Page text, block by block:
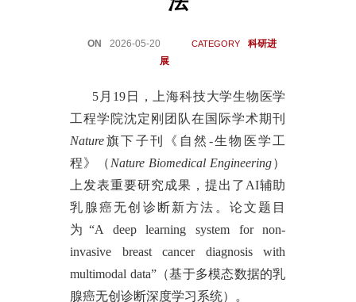
ON 2026-05-20 CATEGORY
科研进
展
5月19 日，上海科技大学生物医学
工程学院沈定刚团队在国际学术期刊
Nature旗下子刊《自然 -生物医学工
程》（ Nature Biomedical Engineering）
上发表重要研究成果，提出了 AI辅助
乳腺癌无创诊断新方法。论文题目
为“A deep learning system for non-
invasive breast cancer diagnosis with
multimodal data”（基于多模态数据的乳
腺癌无创诊断深度学习系统）。